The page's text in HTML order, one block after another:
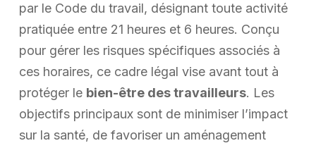
par le Code du travail, désignant toute activité
pratiquée entre 21 heures et 6 heures. Conçu
pour gérer les risques spécifiques associés à
ces horaires, ce cadre légal vise avant tout à
protéger le bien-être des travailleurs. Les
objectifs principaux sont de minimiser l’impact
sur la santé, de favoriser un aménagement